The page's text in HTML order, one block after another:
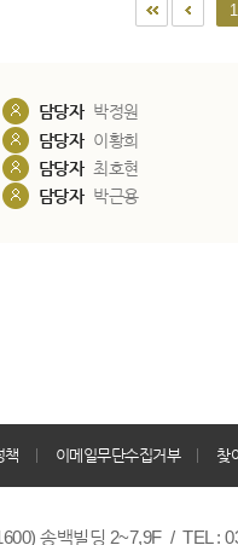
1
담당자 박정원
담당자 이황희
담당자 최호현
담당자 박근용
책 이메일무단수집거부 찾
송백빌딩 2~7,9F / TEL :